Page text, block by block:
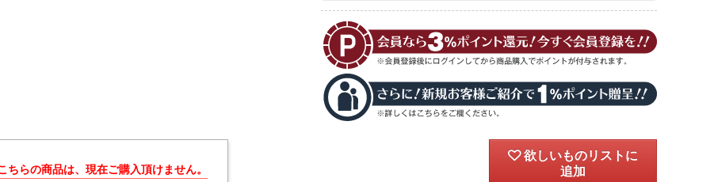
ちらの商品は、現在ご購入頂けません。